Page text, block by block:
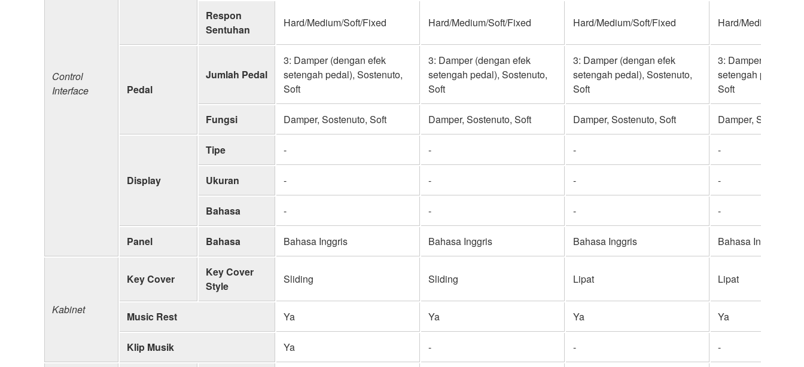
Control
Interface
Respon
Sentuhan
Hard/Medium/Soft/Fixed Hard/Medium/Soft/Fixed Hard/Medium/Soft/Fixed Hard/Medium/Soft/
Pedal
Jumlah Pedal
3: Damper (dengan efek
setengah pedal), Sostenuto,
Soft
3: Damper (dengan efek
setengah pedal), Sostenuto,
Soft
3: Damper (dengan efek
setengah pedal), Sostenuto,
Soft
3: Damper (dengan
setengah pedal),
Soft
Fungsi Damper, Sostenuto, Soft Damper, Sostenuto, Soft Damper, Sostenuto, Soft Damper,
Display
Tipe - - - -
Ukuran - - - -
Bahasa - - - -
Panel Bahasa Bahasa Inggris Bahasa Inggris Bahasa Inggris Bahasa Inggris
Kabinet
Key Cover
Key Cover
Style
Sliding Sliding Lipat Lipat
Music Rest Ya Ya Ya Ya
Klip Musik Ya - - -